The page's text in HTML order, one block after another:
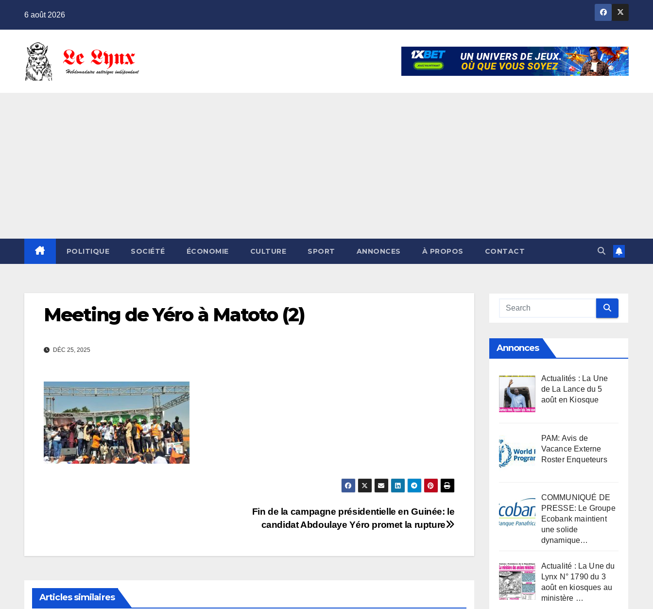
6 août 2026
POLITIQUE SOCIÉTÉ ÉCONOMIE CULTURE SPORT ANNONCES À PROPOS CONTACT
Meeting de Yéro à Matoto (2)
DÉC 25, 2025
l’article
Fin de la campagne présidentielle en Guinée: le
candidat Abdoulaye Yéro promet la rupture
Articles similaires
Annonces
Actualités : La Une
de La Lance du 5
août en Kiosque
PAM: Avis de
Vacance Externe
Roster Enqueteurs
COMMUNIQUÉ DE
PRESSE: Le Groupe
Ecobank maintient
une solide
dynamique…
Actualité : La Une du
Lynx N° 1790 du 3
août en kiosques au
ministère …